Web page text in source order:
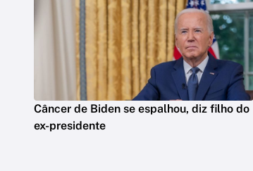
Câncer de Biden se espalhou, diz filho do
ex-presidente